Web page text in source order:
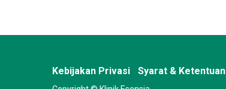
Kebijakan Privasi Syarat & Ketentuan